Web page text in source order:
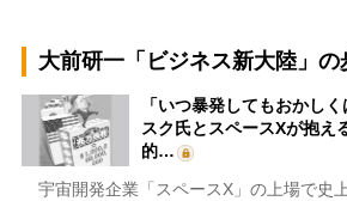
大前研一「ビジネス新大陸」の
「いつ暴発してもおかし
スク氏とスペースXが抱え
的…
宇宙開発企業「スペースX」の上場で史